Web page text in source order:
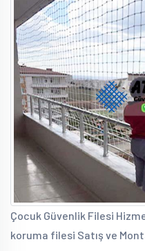
Çocuk Güvenlik Filesi
koruma filesi Satış ve